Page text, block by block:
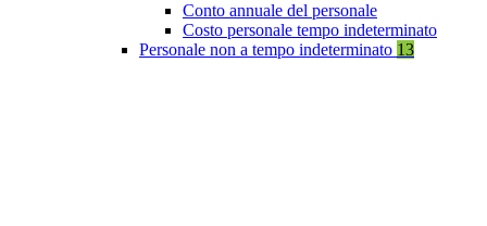
Conto annuale del personale
Costo personale tempo indeterminato
Personale non a tempo indeterminato 13